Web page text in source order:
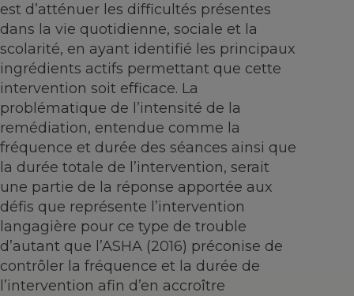
est d’atténuer les difficultés présentes
dans la vie quotidienne, sociale et la
scolarité, en ayant identifié les principaux
ingrédients actifs permettant que cette
intervention soit efficace. La
problématique de l’intensité de la
remédiation, entendue comme la
fréquence et durée des séances ainsi que
la durée totale de l’intervention, serait
une partie de la réponse apportée aux
défis que représente l’intervention
langagière pour ce type de trouble
d’autant que l’ASHA (2016) préconise de
contrôler la fréquence et la durée de
l’intervention afin d’en accroître